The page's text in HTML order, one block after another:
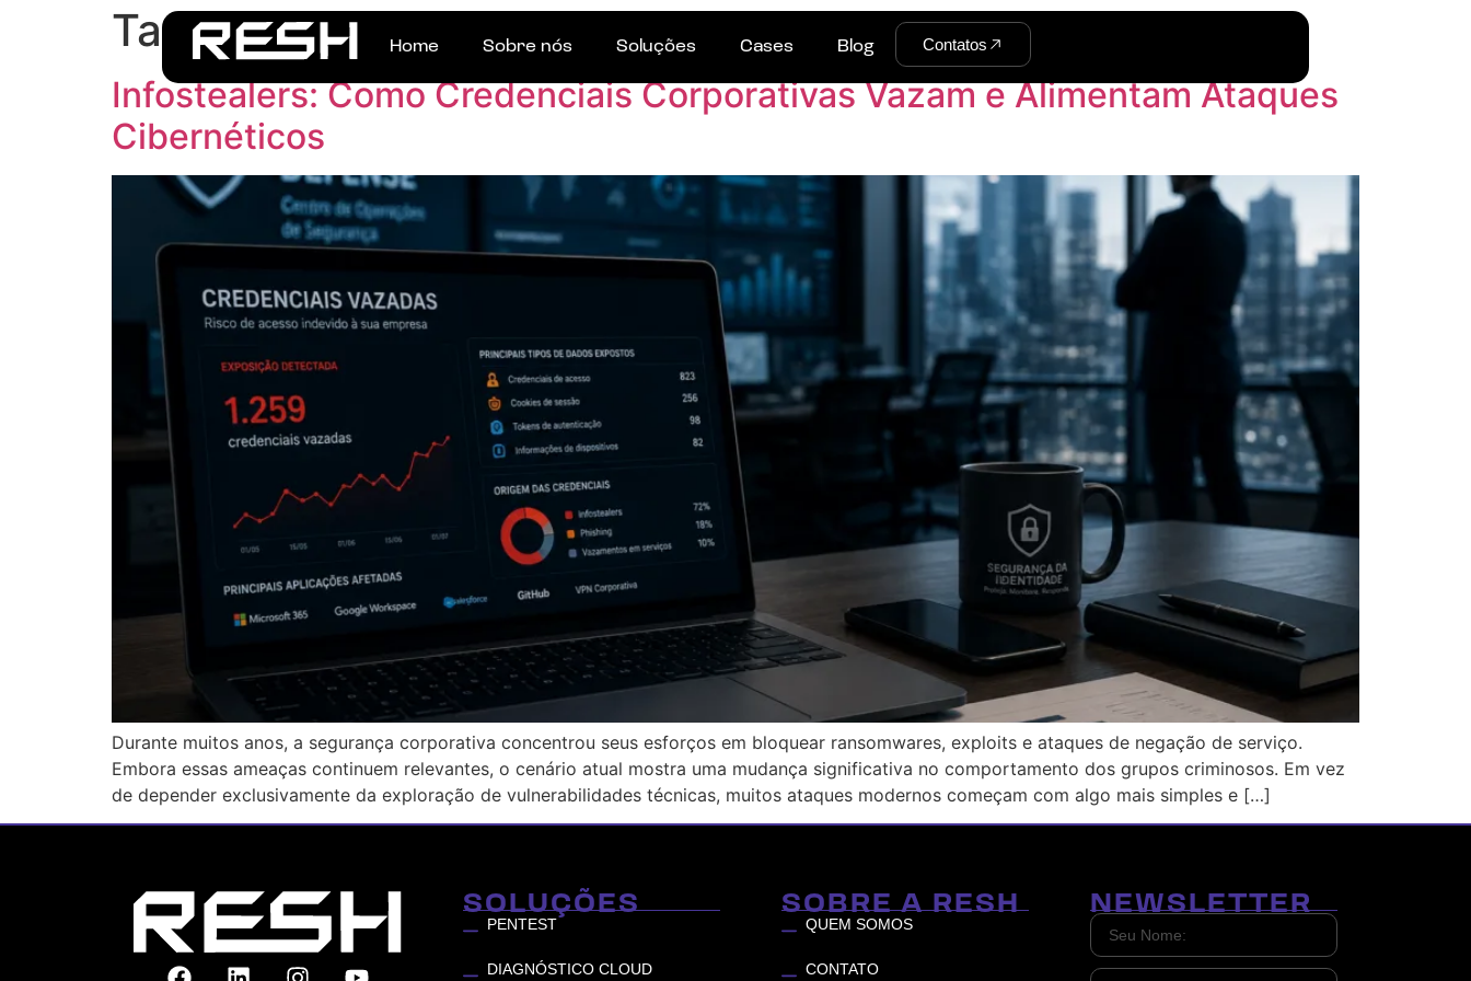
Home Sobre nós Soluções Cases Blog Contatos
Tag:roubo de dados
Infostealers: Como Credenciais Corporativas Vazam e Alimentam Ataques
Cibernéticos
Durante muitos anos, a segurança corporativa concentrou seus esforços em bloquear ransomwares, exploits e ataques de negação de serviço.
Embora essas ameaças continuem relevantes, o cenário atual mostra uma mudança significativa no comportamento dos grupos criminosos. Em vez
de depender exclusivamente da exploração de vulnerabilidades técnicas, muitos ataques modernos começam com algo mais simples e […]
SOLUÇÕES
PENTEST
DIAGNÓSTICO CLOUD
SOBRE A RESH
QUEM SOMOS
CONTATO
NEWSLETTER